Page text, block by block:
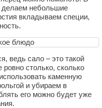
небольшие
вкладываем специи,
ведь сало – это такой
ровно столько, сколько
каменную
и убираем в
его можно будет уже